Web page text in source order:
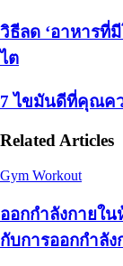
วิธีลด ‘อาหารที่
ไต
7 ไขมันดีที่คุณค
Related Articles
Gym Workout
ออกกําลังกายใ
กับการออกกำลัง